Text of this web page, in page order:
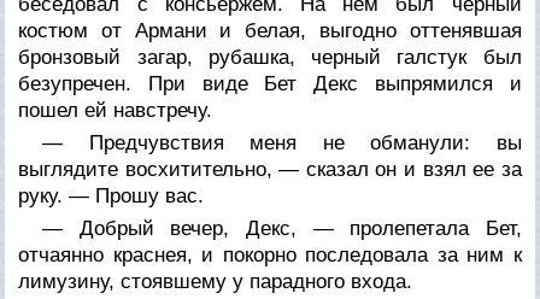
костюм от Армани и белая, выгодно оттенявшая
бронзовый загар, рубашка, черный галстук был
безупречен. При виде Бет Декс выпрямился и
пошел ей навстречу.
— Предчувствия меня не обманули: вы
выглядите восхитительно, — сказал он и взял ее за
руку. — Прошу вас.
— Добрый вечер, Декс, — пролепетала Бет,
отчаянно краснея, и покорно последовала за ним к
лимузину, стоявшему у парадного входа.